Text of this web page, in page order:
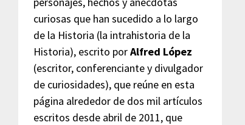
curiosas que han sucedido a lo largo
de la Historia (la intrahistoria de la
Historia), escrito porAlfred López
(escritor, conferenciante y divulgador
de curiosidades), que reúne en esta
página alrededor de dos mil artículos
escritos desde abril de 2011, que